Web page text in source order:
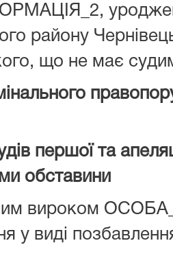
району
що не має
першої та
обставини
вироком
у виді